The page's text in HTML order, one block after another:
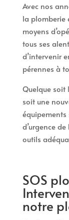
Avec nos
la plomberie
moyens
tous ses
d’intervenir
pérennes à
Quelque soit
soit une
d’urgence
outils
SOS
notre